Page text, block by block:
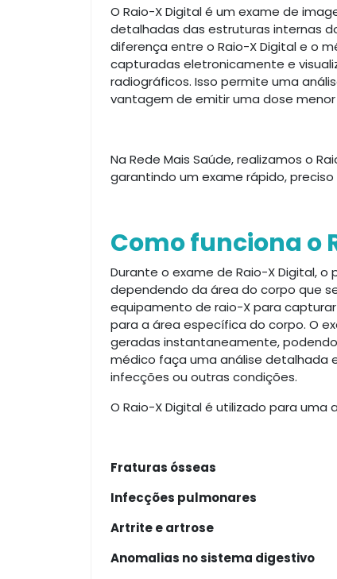
O Raio-X Digital é um exame de
detalhadas das estruturas internas
diferença entre o Raio-X Digital e o
capturadas eletronicamente e
radiográficos. Isso permite uma
vantagem de emitir uma dose
Na Rede Mais Saúde, realizamos o
garantindo um exame rápido,
Como funciona o
Durante o exame de Raio-X Digital,
dependendo da área do corpo que
equipamento de raio-X para
para a área específica do corpo. O
geradas instantaneamente,
médico faça uma análise detalhada
infecções ou outras condições.
O Raio-X Digital é utilizado para
Fraturas ósseas
Infecções pulmonares
Artrite e artrose
Anomalias no sistema digestivo